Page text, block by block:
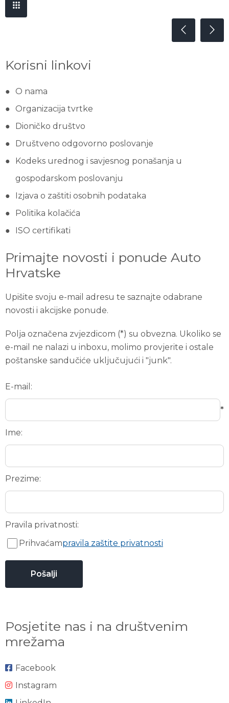
Korisni linkovi
O nama
Organizacija tvrtke
Dioničko društvo
Društveno odgovorno poslovanje
Kodeks urednog i savjesnog ponašanja u
gospodarskom poslovanju
Izjava o zaštiti osobnih podataka
Politika kolačića
ISO certifikati
Primajte novosti i ponude Auto
Hrvatske
Upišite svoju e-mail adresu te saznajte odabrane
novosti i akcijske ponude.
Polja označena zvjezdicom (*) su obvezna. Ukoliko se
e-mail ne nalazi u inboxu, molimo provjerite i ostale
poštanske sandučiće uključujući i "junk".
E-mail:
*
Ime:
Prezime:
Pravila privatnosti:
Prihvaćampravila zaštite privatnosti
Posjetite nas i na društvenim
mrežama
Facebook
Instagram